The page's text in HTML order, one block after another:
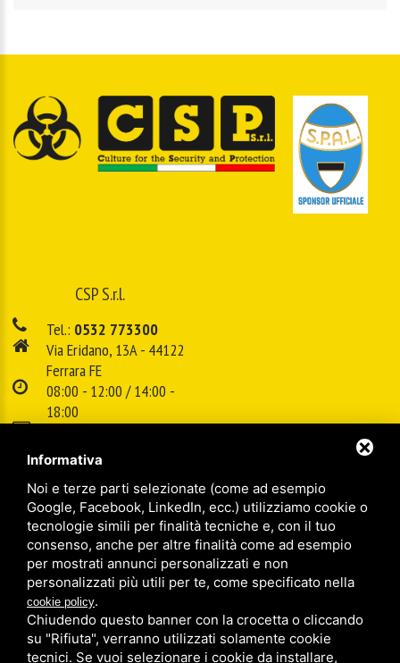
CSP S.r.l.
Tel.: 0532 773300
Via Eridano, 13A - 44122
Ferrara FE
08:00 - 12:00 / 14:00 -
18:00
info@cspsrl.biz
Sitemap / Privacy policy/Legal
Informativa
Noi e terze parti selezionate (come ad esempio
Google, Facebook, LinkedIn, ecc.) utilizziamo cookie o
tecnologie simili per finalità tecniche e, con il tuo
consenso, anche per altre finalità come ad esempio
per mostrati annunci personalizzati e non
personalizzati più utili per te, come specificato nella
cookie policy.
Chiudendo questo banner con la crocetta o cliccando
su "Rifiuta", verranno utilizzati solamente cookie
tecnici. Se vuoi selezionare i cookie da installare,